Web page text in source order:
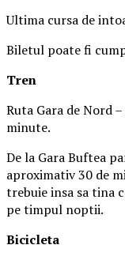
Ultima cursa de
Biletul poate fi
Tren
Ruta Gara de Nord
minute.
De la Gara Buftea
aproximativ 30 de
trebuie insa sa tina
pe timpul noptii.
Bicicleta